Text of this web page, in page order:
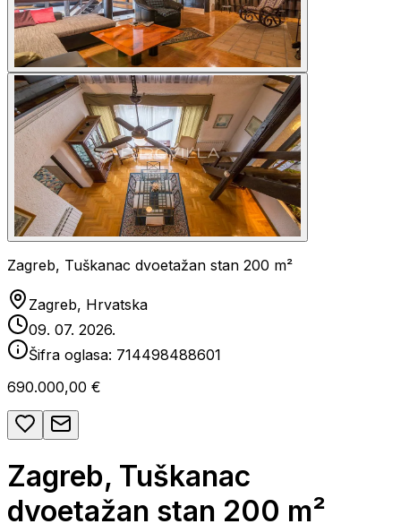
Zagreb, Tuškanac dvoetažan stan 200 m²
Zagreb, Hrvatska
09. 07. 2026.
Šifra oglasa: 714498488601
690.000,00 €
Zagreb, Tuškanac
dvoetažan stan 200 m²